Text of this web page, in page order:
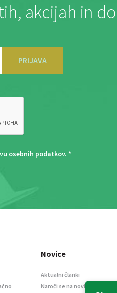
akcijah in
PRIJAVA
osebnih podatkov. *
Novice
Aktualni članki
Naroči se na novice